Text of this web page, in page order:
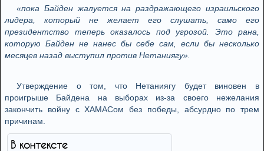
«пока Байден жалуется на раздражающего израильского
лидера, который не желает его слушать, само его
президентство теперь оказалось под угрозой. Это рана,
которую Байден не нанес бы себе сам, если бы несколько
месяцев назад выступил против Нетаниягу».
Утверждение о том, что Нетаниягу будет виновен в
проигрыше Байдена на выборах из-за своего нежелания
закончить войну с ХАМАСом без победы, абсурдно по трем
причинам.
В контексте